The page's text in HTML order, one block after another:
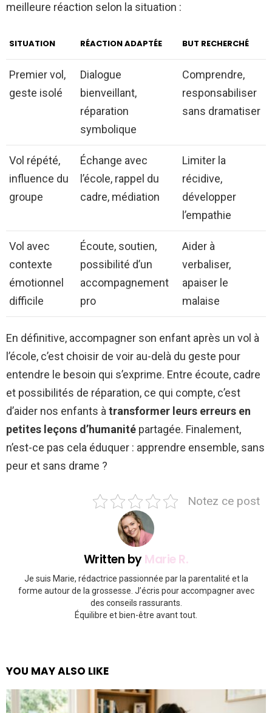
meilleure réaction selon la situation :
SITUATION RÉACTION ADAPTÉE BUT RECHERCHÉ
Premier vol,
geste isolé
Dialogue
bienveillant,
réparation
symbolique
Comprendre,
responsabiliser
sans dramatiser
Vol répété,
influence du
groupe
Échange avec
l’école, rappel du
cadre, médiation
Limiter la
récidive,
développer
l’empathie
Vol avec
contexte
émotionnel
difficile
Écoute, soutien,
possibilité d’un
accompagnement
pro
Aider à
verbaliser,
apaiser le
malaise
En définitive, accompagner son enfant après un vol à
l’école, c’est choisir de voir au-delà du geste pour
entendre le besoin qui s’exprime. Entre écoute, cadre
et possibilités de réparation, ce qui compte, c’est
d’aider nos enfants àtransformer leurs erreurs en
petites leçons d’humanité partagée. Finalement,
n’est-ce pas cela éduquer : apprendre ensemble, sans
peur et sans drame ?
Notez ce post
Written byMarie R.
Je suis Marie, rédactrice passionnée par la parentalité et la
forme autour de la grossesse. J’écris pour accompagner avec
des conseils rassurants.
Équilibre et bien-être avant tout.
YOU MAY ALSO LIKE